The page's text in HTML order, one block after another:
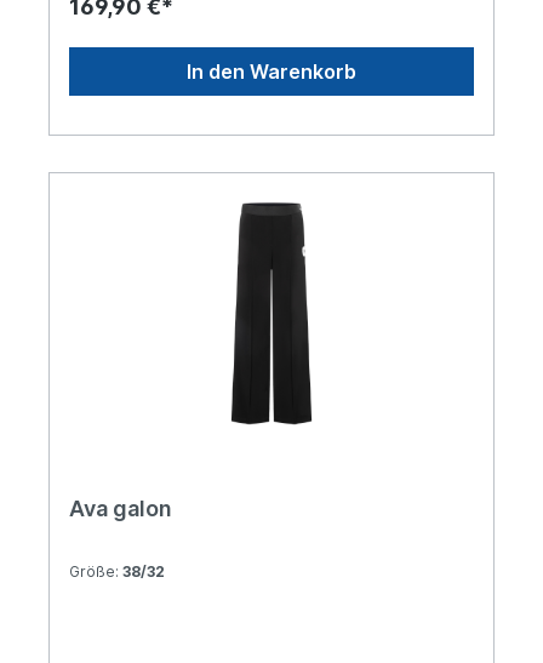
169,90 €*
In den Warenkorb
Ava galon
Größe: 38/32